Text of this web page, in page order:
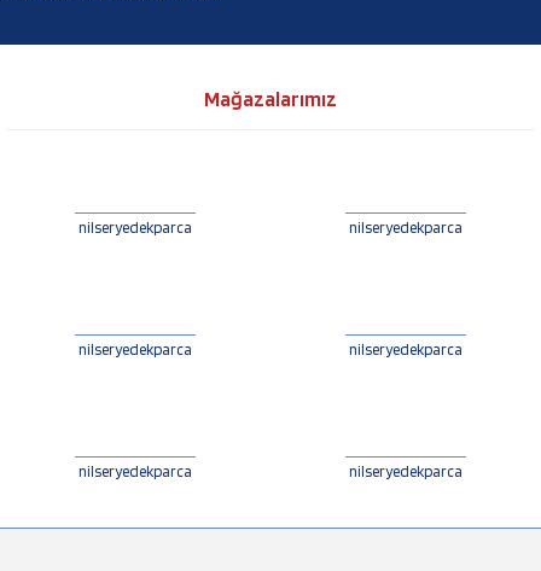
Mağazalarımız
nilseryedekparca nilseryedekparca
nilseryedekparca nilseryedekparca
nilseryedekparca nilseryedekparca